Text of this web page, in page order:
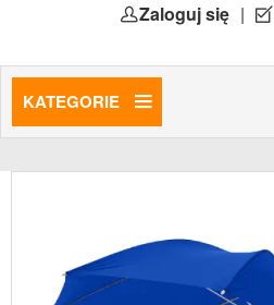
Zaloguj się |
KATEGORIE